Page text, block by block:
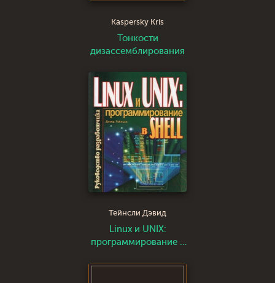
Kaspersky Kris
Тонкости
дизассемблирования
Тейнсли Дэвид
Linux и UNIX:
программирование в
разработчика